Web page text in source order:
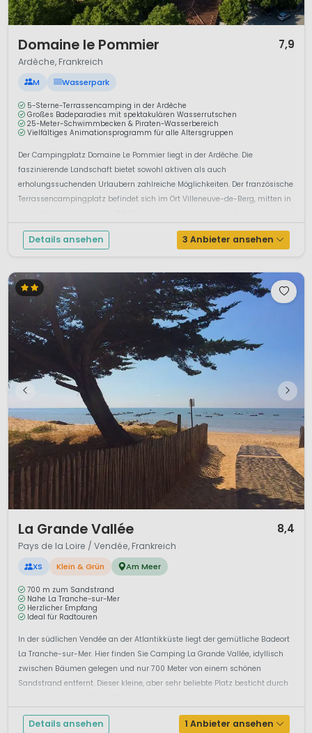
Domaine le Pommier 7,9
Ardèche, Frankreich
M Wasserpark
5-Sterne-Terrassencamping in der Ardèche
Großes Badeparadies mit spektakulären Wasserrutschen
25-Meter-Schwimmbecken & Piraten-Wasserbereich
Vielfältiges Animationsprogramm für alle Altersgruppen
Der Campingplatz Domaine Le Pommier liegt in der Ardèche. Die
faszinierende Landschaft bietet sowohl aktiven als auch
erholungssuchenden Urlaubern zahlreiche Möglichkeiten. Der französische
Terrassencampingplatz befindet sich im Ort Villeneuve-de-Berg, mitten in
Details ansehen 3 Anbieter ansehen
La Grande Vallée 8,4
Pays de la Loire / Vendée, Frankreich
XS Klein & Grün Am Meer
700 m zum Sandstrand
Nahe La Tranche-sur-Mer
Herzlicher Empfang
Ideal für Radtouren
In der südlichen Vendée an der Atlantikküste liegt der gemütliche Badeort
La Tranche-sur-Mer. Hier finden Sie Camping La Grande Vallée, idyllisch
zwischen Bäumen gelegen und nur 700 Meter von einem schönen
Sandstrand entfernt. Dieser kleine, aber sehr beliebte Platz besticht durch
Details ansehen 1 Anbieter ansehen